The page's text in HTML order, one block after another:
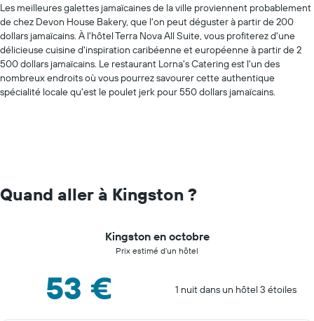
Les meilleures galettes jamaïcaines de la ville proviennent probablement
de chez Devon House Bakery, que l'on peut déguster à partir de 200
dollars jamaïcains. À l'hôtel Terra Nova All Suite, vous profiterez d'une
délicieuse cuisine d'inspiration caribéenne et européenne à partir de 2
500 dollars jamaïcains. Le restaurant Lorna's Catering est l'un des
nombreux endroits où vous pourrez savourer cette authentique
spécialité locale qu'est le poulet jerk pour 550 dollars jamaïcains.
Quand aller à Kingston ?
Kingston en octobre
Prix estimé d’un hôtel
53 € 1 nuit dans un hôtel 3 étoiles